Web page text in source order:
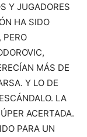
Y JUGADORES
HA SIDO
PERO
MÁS DE
Y LO DE
LA
ACERTADA.
PARA UN